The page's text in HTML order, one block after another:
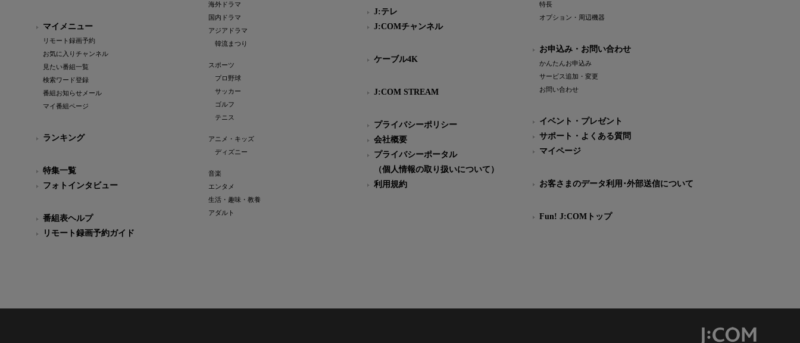
マイメニュー
リモート録画予約
お気に入りチャンネル
見たい番組一覧
検索ワード登録
番組お知らせメール
マイ番組ページ
ランキング
特集一覧
フォトインタビュー
番組表ヘルプ
リモート録画予約ガイド
海外ドラマ
国内ドラマ
アジアドラマ
韓流まつり
スポーツ
プロ野球
サッカー
ゴルフ
テニス
アニメ・キッズ
ディズニー
音楽
エンタメ
生活・趣味・教養
アダルト
J:テレ
J:COMチャンネル
ケーブル4K
J:COM STREAM
プライバシーポリシー
会社概要
プライバシーポータル
（個人情報の取り扱いについて）
利用規約
特長
オプション・周辺機器
お申込み・お問い合わせ
かんたんお申込み
サービス追加・変更
お問い合わせ
イベント・プレゼント
サポート・よくある質問
マイページ
お客さまのデータ利用･外部送信について
Fun! J:COMトップ